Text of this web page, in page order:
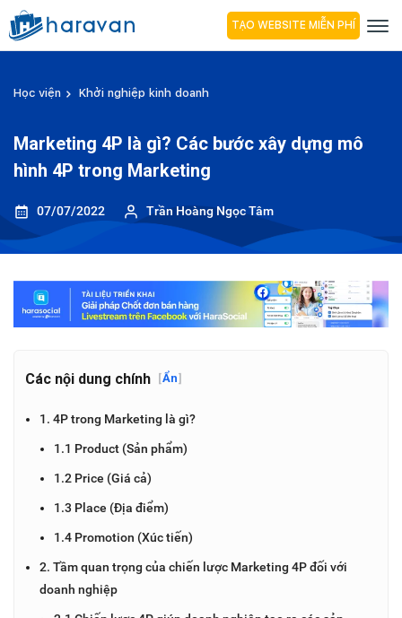
TẠO WEBSITE MIỄN PHÍ
Học viện Khởi nghiệp kinh doanh
Marketing 4P là gì? Các bước xây dựng mô
hình 4P trong Marketing
07/07/2022 Trần Hoàng Ngọc Tâm
Các nội dung chính [Ẩn]
1. 4P trong Marketing là gì?
1.1 Product (Sản phẩm)
1.2 Price (Giá cả)
1.3 Place (Địa điểm)
1.4 Promotion (Xúc tiến)
2. Tầm quan trọng của chiến lược Marketing 4P đối với
doanh nghiệp